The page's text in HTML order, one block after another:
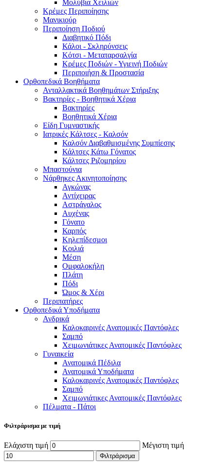
Μολύβια Χειλιών
Κρέμες Περιποίησης
Μανικιούρ
Περιποίηση Ποδιού
Διαβητικό Πόδι
Κάλοι - Σκληρύνσεις
Κότσι - Μεταταρσαλγία
Κρέμες Ποδιών - Υγιεινή Ποδιών
Περιποιήση & Προστασία
Ορθοπεδικά Βοηθήματα
Ανταλλακτικά Βοηθημάτων Στήριξης
Βακτηρίες - Βοηθητικά Χέρια
Βακτηρίες
Βοηθητικά Χέρια
Είδη Γυμναστικής
Ιατρικές Κάλτσες - Καλσόν
Καλσόν Διαβαθμισμένης Συμπίεσης
Κάλτσες Κάτω Γόνατος
Κάλτσες Ριζομηρίου
Μπαστούνια
Νάρθηκες Ακινητοποίησης
Αγκώνας
Αντίχειρας
Αστράγαλος
Αυχένας
Γόνατο
Καρπός
Κηλεπίδεσμοι
Κοιλιά
Μέση
Ομφαλοκήλη
Πλάτη
Πόδι
Ώμος & Χέρι
Περιπατήρες
Ορθοπεδικά Υποδήματα
Ανδρικά
Καλοκαιρινές Ανατομικές Παντόφλες
Σαμπό
Χειμωνιάτικες Ανατομικές Παντόφλες
Γυναικεία
Ανατομικά Πέδιλα
Ανατομικά Υποδήματα
Καλοκαιρινές Ανατομικές Παντόφλες
Σαμπό
Χειμωνιάτικες Ανατομικές Παντόφλες
Πέλματα - Πάτοι
Φιλτράρισμα με τιμή
Ελάχιστη τιμή Μέγιστη τιμή
Φιλτράρισμα